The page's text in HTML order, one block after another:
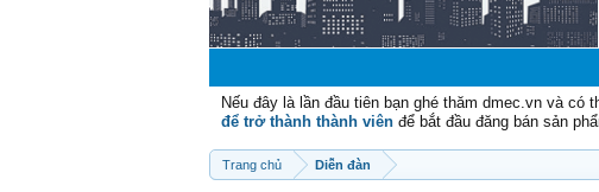
Nếu đây là lần đầu tiên bạn ghé thăm dmec.vn và có
để trở thành thành viên để bắt đầu đăng bán sản
Trang chủ Diễn đàn